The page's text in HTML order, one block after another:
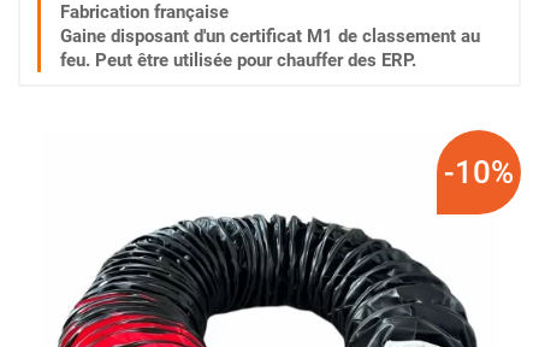
Fabrication française
Gaine disposant d'un certificat M1 de classement au
feu. Peut être utilisée pour chauffer des ERP.
-10%